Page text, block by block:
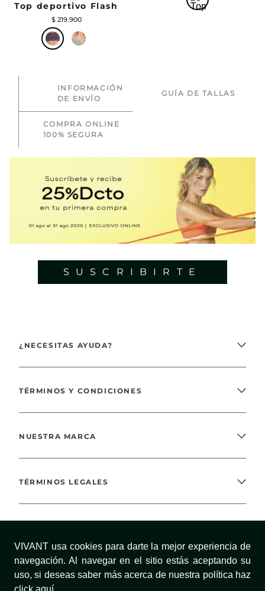
VIVANT usa cookies para darte la mejor experiencia de
navegación. Al navegar en el sitio estás aceptando su
uso, si deseas saber más acerca de nuestra política haz
click aquí.
Top deportivo Flash
$ 219.900
INFORMACIÓN
DE ENVÍO
GUÍA DE TALLAS
COMPRA ONLINE
100% SEGURA
SUSCRIBIRTE
¿NECESITAS AYUDA?
TÉRMINOS Y CONDICIONES
NUESTRA MARCA
TÉRMINOS LEGALES